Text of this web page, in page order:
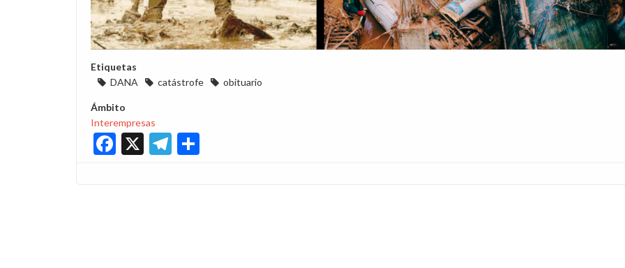
Etiquetas
DANA
catástrofe obituario
Ámbito
Interempresas
Facebook
X Telegram